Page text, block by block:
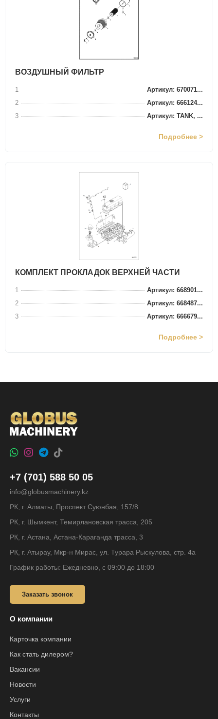
ВОЗДУШНЫЙ ФИЛЬТР
1
Артикул: 670071...
2
Артикул: 666124...
3
Артикул: TANK, ...
Подробнее >
КОМПЛЕКТ ПРОКЛАДОК ВЕРХНЕЙ ЧАСТИ
1
Артикул: 668901...
2
Артикул: 668487...
3
Артикул: 666679...
Подробнее >
+7 (701) 588 50 05
info@globusmachinery.kz
РК, г. Алматы, Проспект Суюнбая, 157/8
РК, г. Шымкент, Темирлановская трасса, 205
РК, г. Астана, Астана-Караганда трасса, 3
РК, г. Атырау, Мкр-н Мирас, ул. Турара Рыскулова, стр. 4а
График работы: Ежедневно, с 09:00 до 18:00
Заказать звонок
О компании
Карточка компании
Как стать дилером?
Вакансии
Новости
Услуги
Контакты